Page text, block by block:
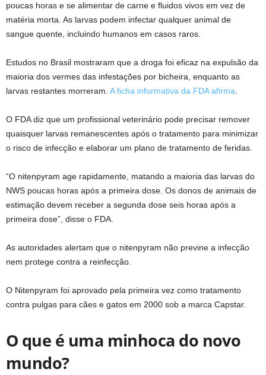
poucas horas e se alimentar de carne e fluidos vivos em vez de
matéria morta. As larvas podem infectar qualquer animal de
sangue quente, incluindo humanos em casos raros.
Estudos no Brasil mostraram que a droga foi eficaz na expulsão da
maioria dos vermes das infestações por bicheira, enquanto as
larvas restantes morreram. A ficha informativa da FDA afirma
O FDA diz que um profissional veterinário pode precisar remover
quaisquer larvas remanescentes após o tratamento para minimizar
o risco de infecção e elaborar um plano de tratamento de feridas.
“O nitenpyram age rapidamente, matando a maioria das larvas do
NWS poucas horas após a primeira dose. Os donos de animais de
estimação devem receber a segunda dose seis horas após a
primeira dose”, disse o FDA.
As autoridades alertam que o nitenpyram não previne a infecção
nem protege contra a reinfecção.
O Nitenpyram foi aprovado pela primeira vez como tratamento
contra pulgas para cães e gatos em 2000 sob a marca Capstar.
O que é uma minhoca do novo
mundo?